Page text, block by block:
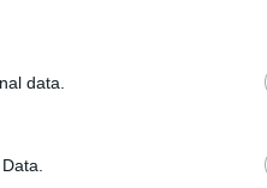
data.